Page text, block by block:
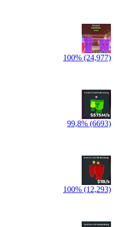
100% (24,977)
99,8% (6693)
100% (12,293)